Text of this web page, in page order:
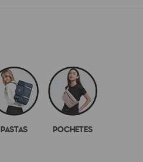
PASTAS POCHETES